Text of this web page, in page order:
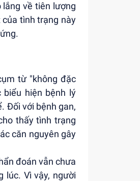
lắng về tiên lượng
tình trạng này
từ "không đặc
hiện bệnh lý
Đối với bệnh gan,
thấy tình trạng
căn nguyên gây
đoán vẫn chưa
lúc. Vì vậy, người